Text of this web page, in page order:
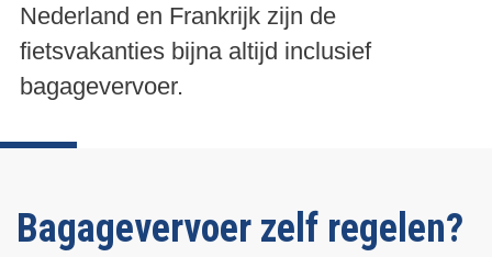
Nederland en Frankrijk zijn de
fietsvakanties bijna altijd inclusief
bagagevervoer.
Bagagevervoer zelf regelen?